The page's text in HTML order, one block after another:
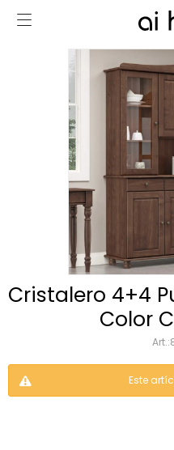

Cristalero 4+4
Color
Este